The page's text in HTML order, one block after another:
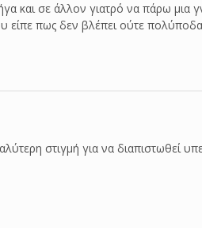
και σε άλλον γιατρό να πάρω
είπε πως δεν βλέπει ούτε
στιγμή για να διαπιστωθεί